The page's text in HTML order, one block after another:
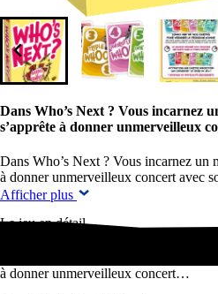
Dans Who’s Next ? Vous incarnez
s’apprête à donner unmerveilleux
Dans Who’s Next ? Vous incarnez un
à donner unmerveilleux concert avec
Afficher plus
Le jeu en détail
Dans Who’s Next ? Vous incarnez un
à donner unmerveilleux concert…